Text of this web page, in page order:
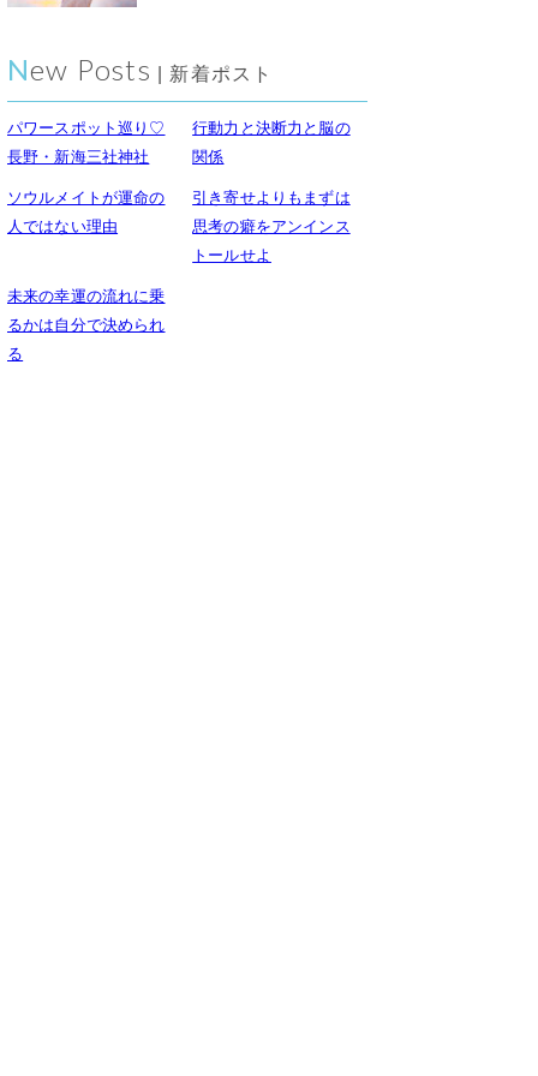
New Posts | 新着ポスト
パワースポット巡り♡
長野・新海三社神社
行動力と決断力と脳の
関係
ソウルメイトが運命の
人ではない理由
引き寄せよりもまずは
思考の癖をアンインス
トールせよ
未来の幸運の流れに乗
るかは自分で決められ
る